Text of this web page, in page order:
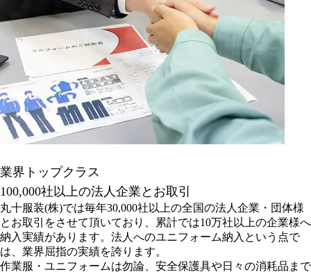
業界トップクラス
100,000社以上の法人企業とお取引
丸十服装(株)では毎年30,000社以上の全国の法人企業・団体様
とお取引をさせて頂いており、累計では10万社以上の企業様へ
納入実績があります。法人へのユニフォーム納入という点で
は、業界屈指の実績を誇ります。
作業服・ユニフォームは勿論、安全保護具や日々の消耗品まで